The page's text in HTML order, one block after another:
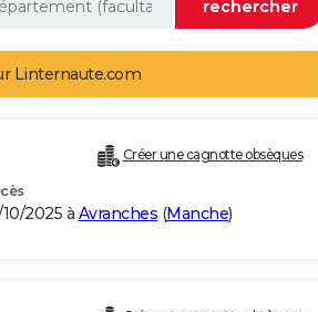
Linternaute.com
Créer une cagnotte obsèques
2025 à Avranches (Manche)